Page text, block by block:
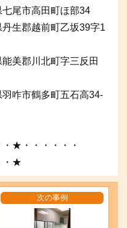
尾市高田町ほ部34
郡越前町乙坂39字1
郡川北町字三反田
市鶴多町五石高34-
★・・・・・・
・★
次の事例